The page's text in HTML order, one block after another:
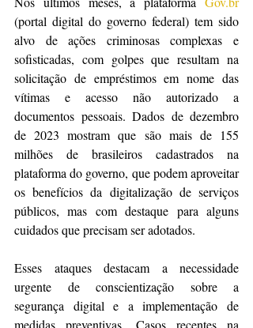
(portal digital do governo federal) tem sido
alvo de ações criminosas complexas e
sofisticadas, com golpes que resultam na
solicitação de empréstimos em nome das
vítimas e acesso não autorizado a
documentos pessoais. Dados de dezembro
de 2023 mostram que são mais de 155
milhões de brasileiros cadastrados na
plataforma do governo, que podem aproveitar
os benefícios da digitalização de serviços
públicos, mas com destaque para alguns
cuidados que precisam ser adotados.
Esses ataques destacam a necessidade
urgente de conscientização sobre a
segurança digital e a implementação de
medidas preventivas. Casos recentes na